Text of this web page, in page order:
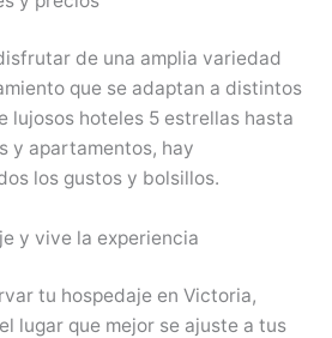
de una amplia variedad
que se adaptan a distintos
lujosos hoteles 5 estrellas hasta
y apartamentos, hay
los gustos y bolsillos.
y vive la experiencia
tu hospedaje en Victoria,
lugar que mejor se ajuste a tus